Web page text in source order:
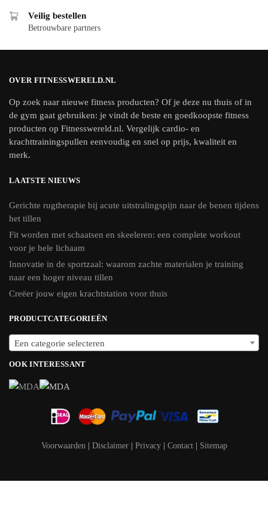
Veilig bestellen
Betrouwbare partners
OVER FITNESSWERELD.NL
Op zoek naar nieuwe fitness producten? Of je deze nu thuis of in
de gym gaat gebruiken: je vindt de beste en goedkoopste fitness
producten op Fitnesswereld.nl. Vergelijk cardio- en
krachttrainingspullen eenvoudig en snel op prijs, kwaliteit en
merk.
LAATSTE NIEUWS
Gerichte rugtherapie bij acute uitstralingspijn naar de benen tijdens
het tillen
Fit worden met schaatsen en skeeleren: een complete workout
voor je hele lichaam
Innovatie in de sportzaal: waarom zachte materialen je training
naar een hoger niveau tillen
Creëer jouw eigen krachtstation voor thuis
PRODUCTCATEGORIEËN
Een categorie selecteren
OOK INTERESSANT
Voorwaarden| Disclaimer| Privacy| Contact| Sitemap